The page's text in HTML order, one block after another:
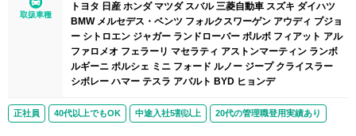
取扱車種
トヨタ 日産 ホンダ マツダ スバル 三菱自動車 スズキ ダイハツ
BMW メルセデス・ベンツ フォルクスワーゲン アウディ プジョ
ー シトロエン ジャガー ランドローバー ボルボ フィアット アル
ファロメオ フェラーリ マセラティ アストンマーティン ランボ
ルギーニ ポルシェ ミニ フォード ルノー ジープ クライスラー
シボレー ハマー テスラ アバルト BYD ヒョンデ
正社員 40代以上でもOK 中途入社5割以上 20代の管理職登用実績あり